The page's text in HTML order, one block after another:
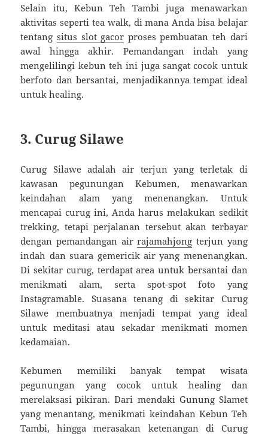
Selain itu, Kebun Teh Tambi juga menawarkan
aktivitas seperti tea walk, di mana Anda bisa belajar
tentangsitus slot gacor proses pembuatan teh dari
awal hingga akhir. Pemandangan indah yang
mengelilingi kebun teh ini juga sangat cocok untuk
berfoto dan bersantai, menjadikannya tempat ideal
untuk healing.
3. Curug Silawe
Curug Silawe adalah air terjun yang terletak di
kawasan pegunungan Kebumen, menawarkan
keindahan alam yang menenangkan. Untuk
mencapai curug ini, Anda harus melakukan sedikit
trekking, tetapi perjalanan tersebut akan terbayar
dengan pemandangan airrajamahjong terjun yang
indah dan suara gemericik air yang menenangkan.
Di sekitar curug, terdapat area untuk bersantai dan
menikmati alam, serta spot-spot foto yang
Instagramable. Suasana tenang di sekitar Curug
Silawe membuatnya menjadi tempat yang ideal
untuk meditasi atau sekadar menikmati momen
kedamaian.
Kebumen memiliki banyak tempat wisata
pegunungan yang cocok untuk healing dan
merelaksasi pikiran. Dari mendaki Gunung Slamet
yang menantang, menikmati keindahan Kebun Teh
Tambi, hingga merasakan ketenangan di Curug